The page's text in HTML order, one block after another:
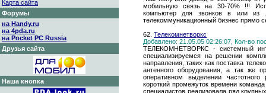
Карта сайта
Форумы
на Handy.ru
на 4pda.ru
на Pocket PC Russia
Друзья сайта
Наша кнопка
мобильную связь на 30-70% !!!
компьютер для звонков в или из
телекоммуникационный бизнес прямо
62. Телекомнетворкс
Добавлено: 21.05.05 02:26:07, Кол-во
ТЕЛЕКОМНЕТВОРКС - системный
специализируемся на решении
направления, таких как поставка
антенного оборудования, а так же
оперативном выделении
короткий промежуток времени
специалистов реализовала ряд